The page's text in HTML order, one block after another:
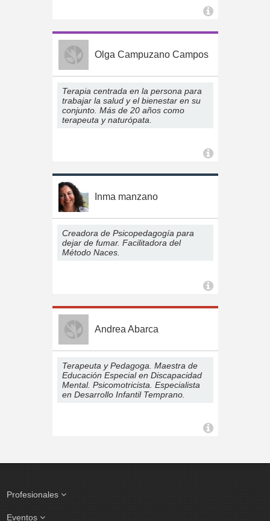
Olga Campuzano Campos
Terapia centrada en la persona para
trabajar la salud y el bienestar en su
conjunto. Más de 20 años como
terapeuta y naturópata.
Inma manzano
Creadora de Psicopedagogía para
dejar de fumar. Facilitadora del
Método Naces.
Andrea Abarca
Terapeuta y Pedagoga. Maestra de
Educación Especial en Discapacidad
Mental. Psicomotricista. Especialista
en Desarrollo Infantil Temprano.
Profesionales
Eventos